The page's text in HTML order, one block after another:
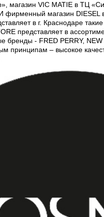
магазин VIC MATIE в ТЦ
магазин DIESEL в
в г. Краснодаре
представляет в
бренды - FRED PERRY,
принципам – высокое